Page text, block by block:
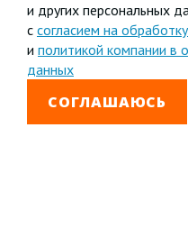
и других персональных
с согласием на
и политикой компании в
данных
СОГЛАШАЮСЬ